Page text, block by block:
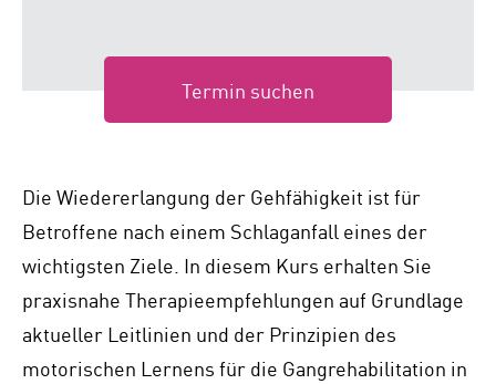
Termin suchen
Die Wiedererlangung der Gehfähigkeit ist für
Betroffene nach einem Schlaganfall eines der
wichtigsten Ziele. In diesem Kurs erhalten Sie
praxisnahe Therapieempfehlungen auf Grundlage
aktueller Leitlinien und der Prinzipien des
motorischen Lernens für die Gangrehabilitation in